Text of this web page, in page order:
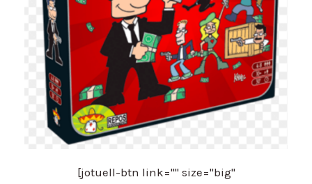
[jotuell-btn link="" size="big"